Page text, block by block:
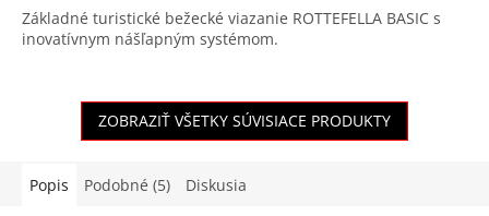
Základné turistické bežecké viazanie ROTTEFELLA BASIC s
inovatívnym nášľapným systémom.
ZOBRAZIŤ VŠETKY SÚVISIACE PRODUKTY
Popis Podobné (5) Diskusia